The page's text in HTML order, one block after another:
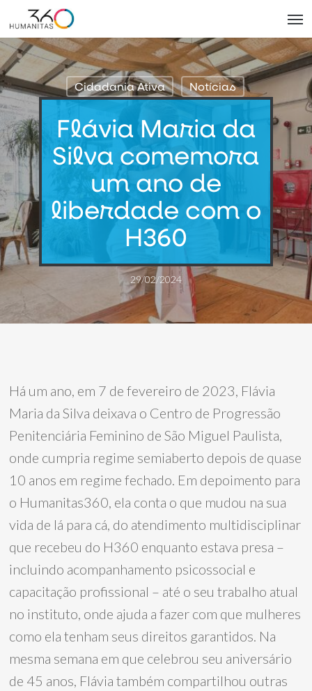
to
main
content
Cidadania Ativa Notícias
Flávia Maria da
Silva comemora
um ano de
liberdade com o
H360
29/02/2024
Há um ano, em 7 de fevereiro de 2023, Flávia
Maria da Silva deixava o Centro de Progressão
Penitenciária Feminino de São Miguel Paulista,
onde cumpria regime semiaberto depois de quase
10 anos em regime fechado. Em depoimento para
o Humanitas360, ela conta o que mudou na sua
vida de lá para cá, do atendimento multidisciplinar
que recebeu do H360 enquanto estava presa –
incluindo acompanhamento psicossocial e
capacitação profissional – até o seu trabalho atual
no instituto, onde ajuda a fazer com que mulheres
como ela tenham seus direitos garantidos. Na
mesma semana em que celebrou seu aniversário
de 45 anos, Flávia também compartilhou outras